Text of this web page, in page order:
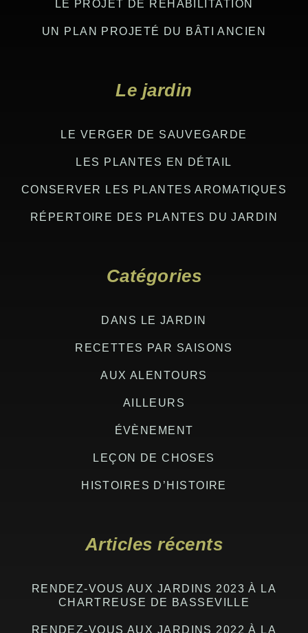
LE PROJET DE RÉHABILITATION
UN PLAN PROJETÉ DU BÂTI ANCIEN
Le jardin
LE VERGER DE SAUVEGARDE
LES PLANTES EN DÉTAIL
CONSERVER LES PLANTES AROMATIQUES
RÉPERTOIRE DES PLANTES DU JARDIN
Catégories
DANS LE JARDIN
RECETTES PAR SAISONS
AUX ALENTOURS
AILLEURS
ÉVÈNEMENT
LEÇON DE CHOSES
HISTOIRES D’HISTOIRE
Articles récents
RENDEZ-VOUS AUX JARDINS 2023 À LA
CHARTREUSE DE BASSEVILLE
RENDEZ-VOUS AUX JARDINS 2022 À LA